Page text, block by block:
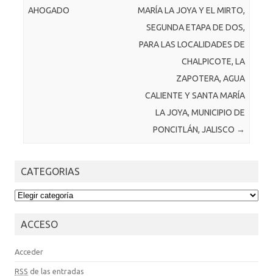
AHOGADO
MARÍA LA JOYA Y EL MIRTO,
SEGUNDA ETAPA DE DOS,
PARA LAS LOCALIDADES DE
CHALPICOTE, LA
ZAPOTERA, AGUA
CALIENTE Y SANTA MARÍA
LA JOYA, MUNICIPIO DE
PONCITLÁN, JALISCO →
CATEGORIAS
CATEGORIAS
ACCESO
Acceder
RSS de las entradas